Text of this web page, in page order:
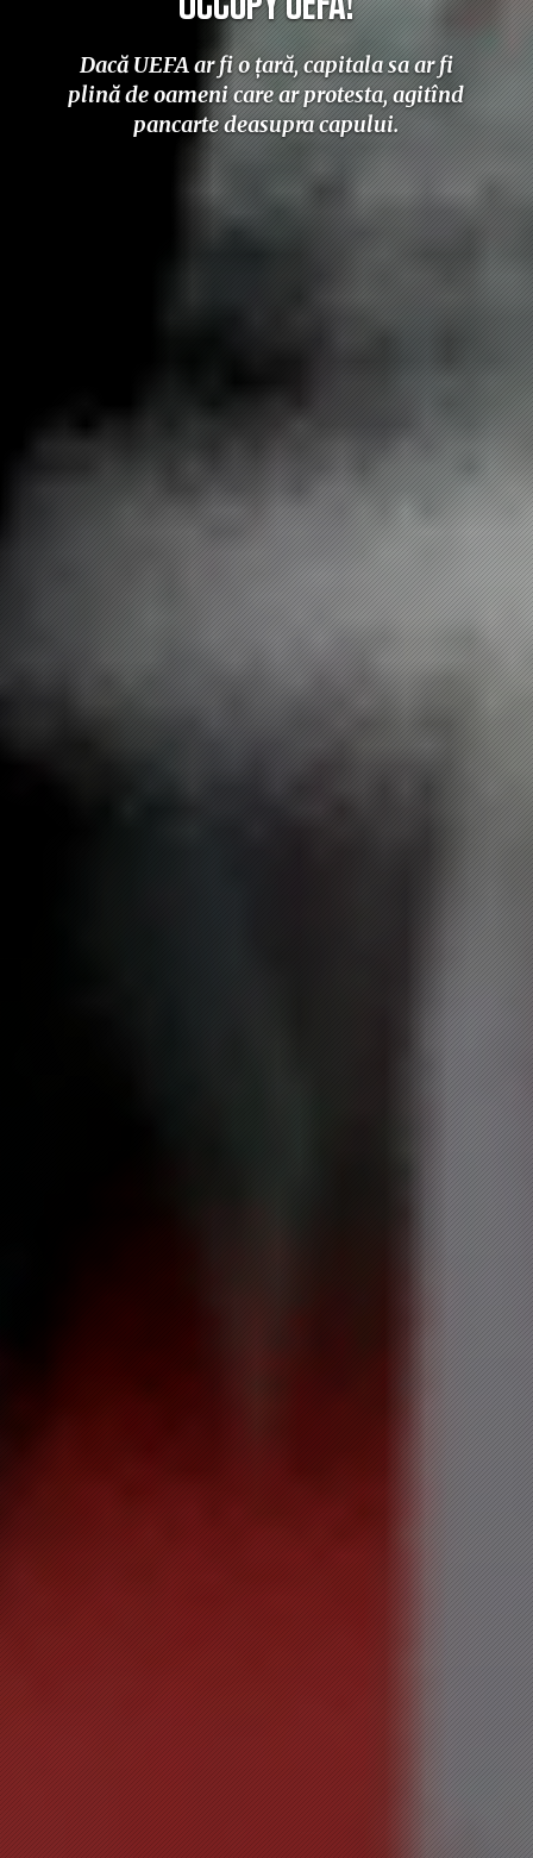
Dacă UEFA ar fi o ţară, capitala sa ar fi
plină de oameni care ar protesta, agitînd
pancarte deasupra capului.